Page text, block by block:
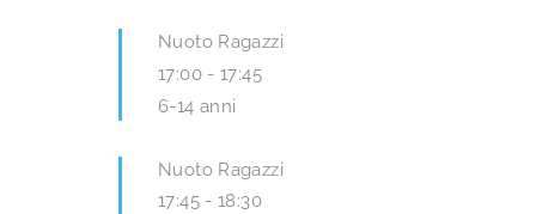
Nuoto Ragazzi
17:00 -17:45
6-14 anni
Nuoto Ragazzi
17:45 -18:30